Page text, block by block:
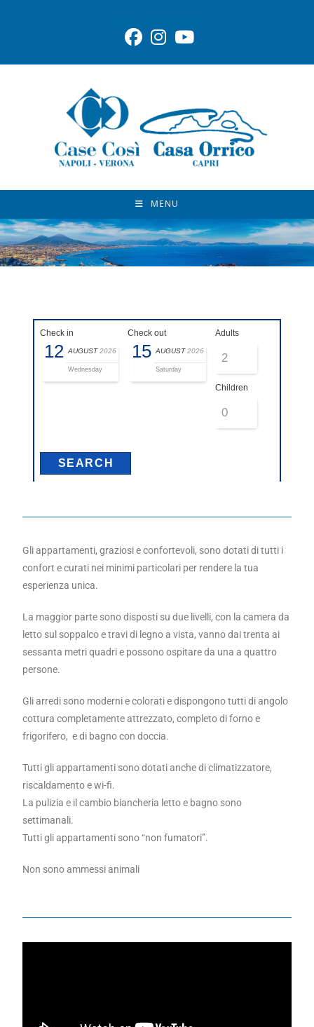
MENU
Check in
12 AUGUST 2026
Wednesday
Check out
15 AUGUST 2026
Saturday
Adults
Children
Gli appartamenti, graziosi e confortevoli, sono dotati di tutti i
confort e curati nei minimi particolari per rendere la tua
esperienza unica.
La maggior parte sono disposti su due livelli, con la camera da
letto sul soppalco e travi di legno a vista, vanno dai trenta ai
sessanta metri quadri e possono ospitare da una a quattro
persone.
Gli arredi sono moderni e colorati e dispongono tutti di angolo
cottura completamente attrezzato, completo di forno e
frigorifero, e di bagno con doccia.
Tutti gli appartamenti sono dotati anche di climatizzatore,
riscaldamento e wi-fi.
La pulizia e il cambio biancheria letto e bagno sono
settimanali.
Tutti gli appartamenti sono “non fumatori”.
Non sono ammessi animali